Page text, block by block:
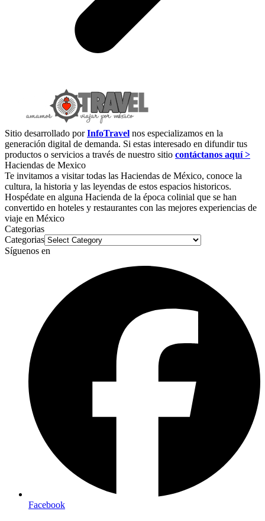
Sitio desarrollado porInfoTravel nos especializamos en la
generación digital de demanda. Si estas interesado en difundir tus
productos o servicios a través de nuestro sitio contáctanos aquí >
Haciendas de Mexico
Te invitamos a visitar todas las Haciendas de México, conoce la
cultura, la historia y las leyendas de estos espacios historicos.
Hospédate en alguna Hacienda de la época colinial que se han
convertido en hoteles y restaurantes con las mejores experiencias de
viaje en México
Categorias
Categorias
Síguenos en
Facebook